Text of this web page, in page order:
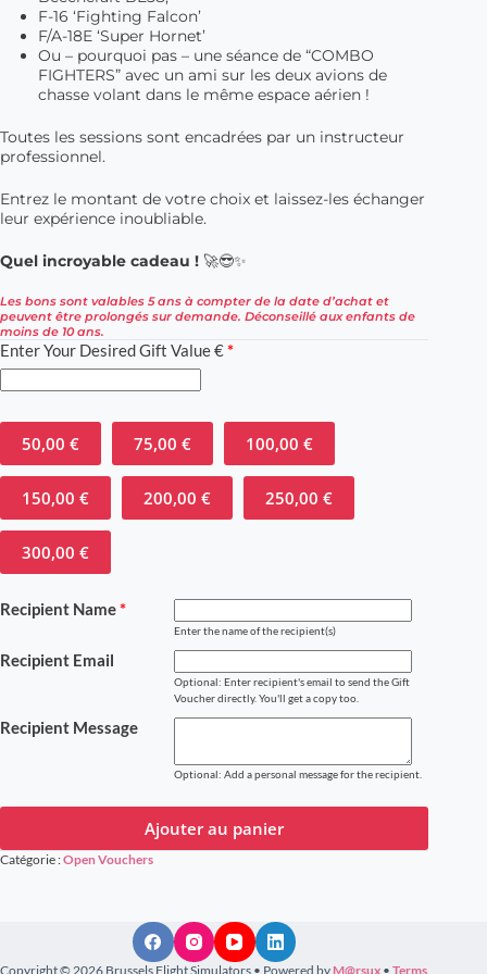
F-16 ‘Fighting Falcon’
F/A-18E ‘Super Hornet’
Ou – pourquoi pas – une séance de “COMBO
FIGHTERS” avec un ami sur les deux avions de
chasse volant dans le même espace aérien !
Toutes les sessions sont encadrées par un instructeur
professionnel.
Entrez le montant de votre choix et laissez-les échanger
leur expérience inoubliable.
Quel incroyable cadeau ! 🚀😎✨
Les bons sont valables 5 ans à compter de la date d’achat et
peuvent être prolongés sur demande. Déconseillé aux enfants de
moins de 10 ans.
Enter Your Desired Gift Value €*
50,00 € 75,00 € 100,00 €
150,00 € 200,00 € 250,00 €
300,00 €
Recipient Name*
Enter the name of the recipient(s)
Recipient Email
Optional: Enter recipient's email to send the Gift
Voucher directly. You'll get a copy too.
Recipient Message
Optional: Add a personal message for the recipient.
Ajouter au panier
Catégorie :Open Vouchers
Copyright © 2026 Brussels Flight Simulators • Powered by M@rsux • Terms